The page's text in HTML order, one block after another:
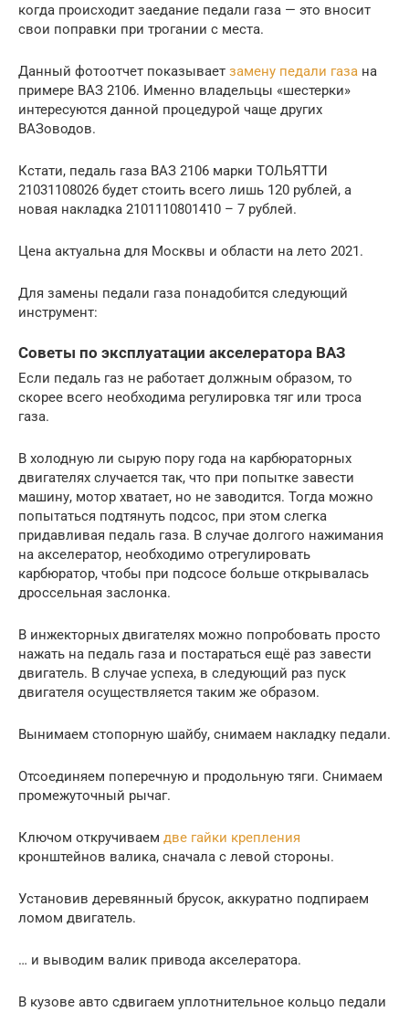
когда происходит заедание педали газа — это вносит
свои поправки при трогании с места.
Данный фотоотчет показывает замену педали газа на
примере ВАЗ 2106. Именно владельцы «шестерки»
интересуются данной процедурой чаще других
ВАЗоводов.
Кстати, педаль газа ВАЗ 2106 марки ТОЛЬЯТТИ
21031108026 будет стоить всего лишь 120 рублей, а
новая накладка 2101110801410 – 7 рублей.
Цена актуальна для Москвы и области на лето 2021.
Для замены педали газа понадобится следующий
инструмент:
Советы по эксплуатации акселератора ВАЗ
Если педаль газ не работает должным образом, то
скорее всего необходима регулировка тяг или троса
газа.
В холодную ли сырую пору года на карбюраторных
двигателях случается так, что при попытке завести
машину, мотор хватает, но не заводится. Тогда можно
попытаться подтянуть подсос, при этом слегка
придавливая педаль газа. В случае долгого нажимания
на акселератор, необходимо отрегулировать
карбюратор, чтобы при подсосе больше открывалась
дроссельная заслонка.
В инжекторных двигателях можно попробовать просто
нажать на педаль газа и постараться ещё раз завести
двигатель. В случае успеха, в следующий раз пуск
двигателя осуществляется таким же образом.
Вынимаем стопорную шайбу, снимаем накладку педали.
Отсоединяем поперечную и продольную тяги. Снимаем
промежуточный рычаг.
Ключом откручиваем две гайки крепления
кронштейнов валика, сначала с левой стороны.
Установив деревянный брусок, аккуратно подпираем
ломом двигатель.
… и выводим валик привода акселератора.
В кузове авто сдвигаем уплотнительное кольцо педали